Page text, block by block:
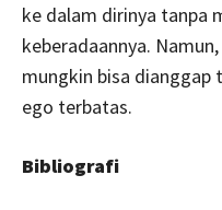
ke dalam dirinya tanpa
keberadaannya.
mungkin bisa dianggap
ego terbatas.
Bibliografi